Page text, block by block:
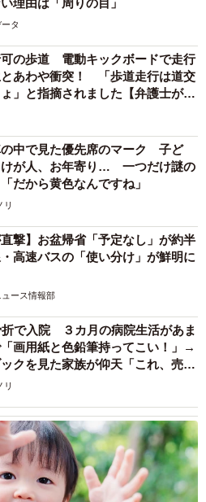
理由は「周りの目」
タ
可の歩道 電動キックボードで走行
あわや衝突！ 「歩道走行は道交
」と指摘されました【弁護士が解
の中で見た優先席のマーク 子ど
けが人、お年寄り… 一つだけ謎の
だから黄色なんですね」
リ
直撃】お盆帰省「予定なし」が約半
高速バスの「使い分け」が鮮明に
ュース情報部
折で入院 ３カ月の病院生活があま
画用紙と色鉛筆持ってこい！」→
クを見た家族が仰天「これ、売れ
リ